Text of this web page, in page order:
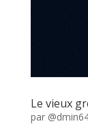
Le vieux
par